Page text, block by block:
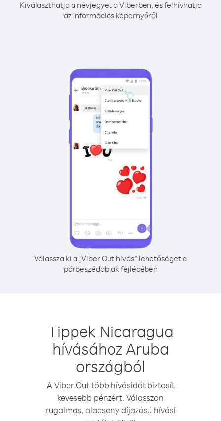
Kiválaszthatja a névjegyet a Viberben, és felhívhatja
az információs képernyőről
Válassza ki a „Viber Out hívás” lehetőséget a
párbeszédablak fejlécében
Tippek Nicaragua
hívásához Aruba
országból
A Viber Out több hívásidőt biztosít
kevesebb pénzért. Válasszon
rugalmas, alacsony díjazású hívási